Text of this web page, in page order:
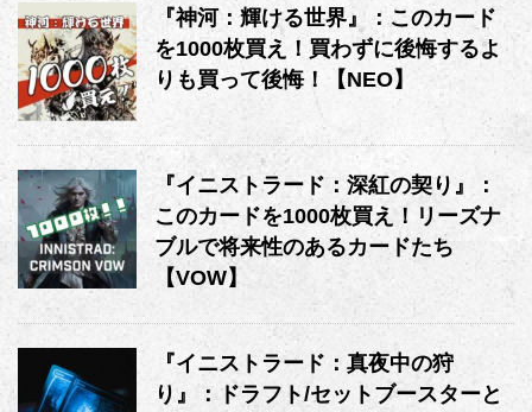
『神河：輝ける世界』：このカード
を1000枚買え！買わずに後悔するよ
りも買って後悔！【NEO】
『イニストラード：深紅の契り』：
このカードを1000枚買え！リーズナ
ブルで将来性のあるカードたち
【VOW】
『イニストラード：真夜中の狩
り』：ドラフト/セットブースターと